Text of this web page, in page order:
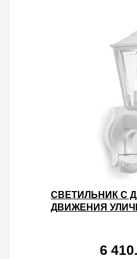
СВЕТИЛЬНИК С
ДВИЖЕНИЯ
6